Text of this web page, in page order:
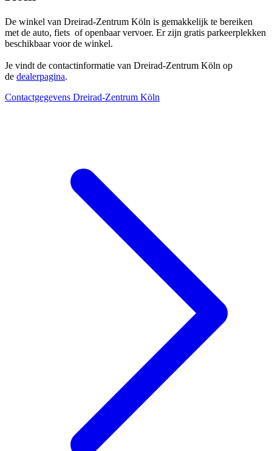
De winkel van Dreirad-Zentrum Köln is gemakkelijk te bereiken
met de auto, fiets of openbaar vervoer. Er zijn gratis parkeerplekken
beschikbaar voor de winkel.
Je vindt de contactinformatie van Dreirad-Zentrum Köln op
de dealerpagina.
Contactgegevens Dreirad-Zentrum Köln